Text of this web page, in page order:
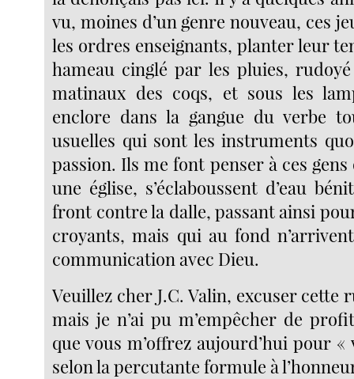
vu, moines d’un genre nouveau, ces
les ordres enseignants, planter leur
hameau cinglé par les pluies,
matinaux des coqs, et sous les
enclore dans la gangue du verbe
usuelles qui sont les instruments
passion. Ils me font penser à ces
une église, s’éclaboussent d’eau
front contre la dalle, passant ainsi
croyants, mais qui au fond
communication avec Dieu.
Veuillez cher J.C. Valin, excuser cette
mais je n’ai pu m’empêcher de
que vous m’offrez aujourd’hui pour
selon la percutante formule à